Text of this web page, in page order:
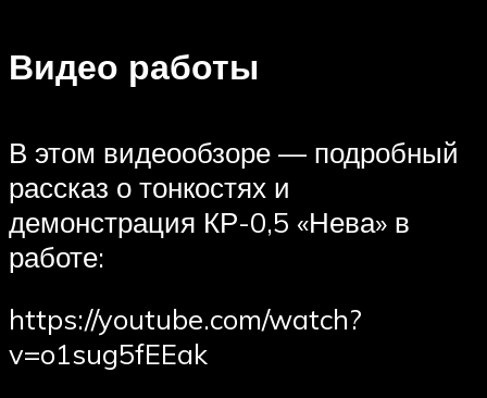
Видео работы
В этом видеообзоре — подробный
рассказ о тонкостях и
демонстрация КР-0,5 «Нева» в
работе:
https://youtube.com/watch?
v=o1sug5fEEak